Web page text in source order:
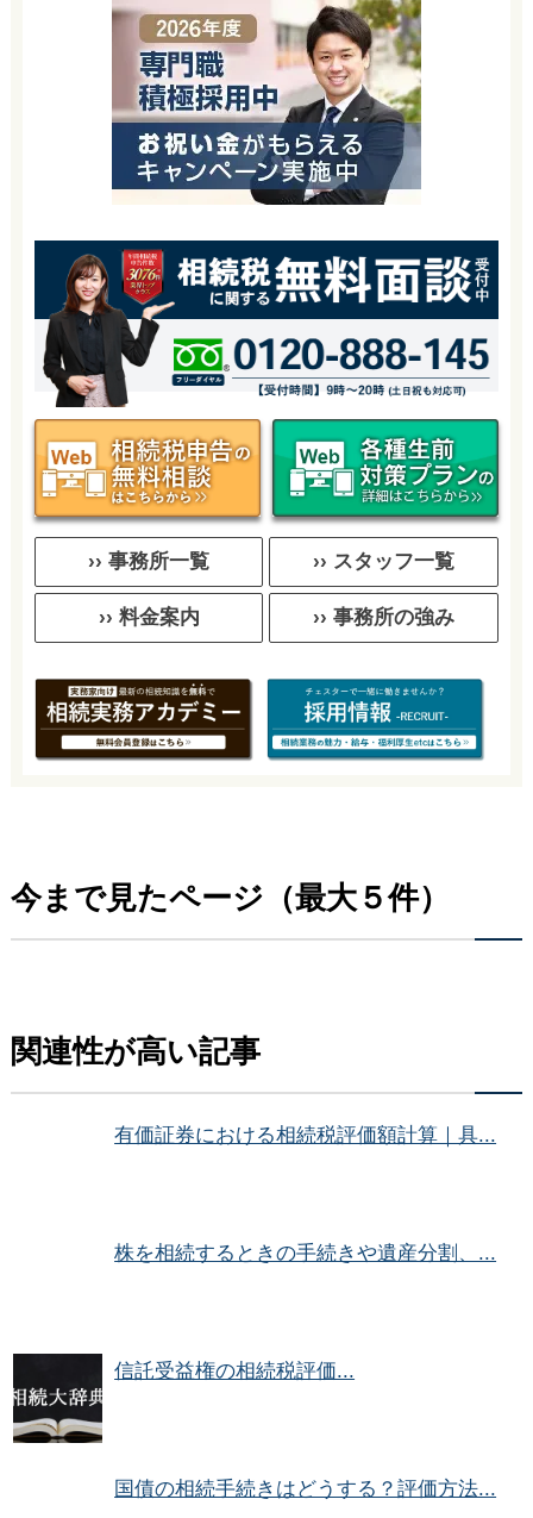
›› 事務所一覧 ›› スタッフ一覧
›› 料金案内 ›› 事務所の強み
今まで見たページ（最大５件）
関連性が高い記事
有価証券における相続税評価額計算｜具...
株を相続するときの手続きや遺産分割、...
信託受益権の相続税評価...
国債の相続手続きはどうする？評価方法...